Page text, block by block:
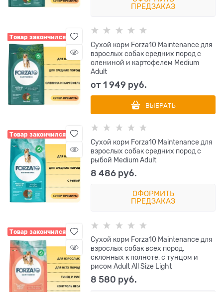
ПРЕДЗАКАЗ
Товар закончился
Сухой корм Forza10 Maintenance для
взрослых собак средних пород с
олениной и картофелем Medium
Adult
от1 949 руб.
ВЫБРАТЬ
Товар закончился
Сухой корм Forza10 Maintenance для
взрослых собак средних пород с
рыбой Medium Adult
8 486 руб.
ОФОРМИТЬ
ПРЕДЗАКАЗ
Товар закончился
Сухой корм Forza10 Maintenance для
взрослых собак всех пород,
склонных к полноте, с тунцом и
рисом Adult All Size Light
8 580 руб.